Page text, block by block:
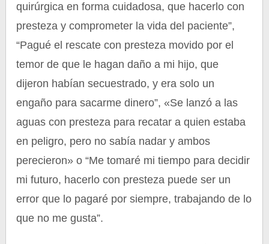
quirúrgica en forma cuidadosa, que hacerlo con
presteza y comprometer la vida del paciente”,
“Pagué el rescate con presteza movido por el
temor de que le hagan daño a mi hijo, que
dijeron habían secuestrado, y era solo un
engaño para sacarme dinero”, «Se lanzó a las
aguas con presteza para recatar a quien estaba
en peligro, pero no sabía nadar y ambos
perecieron» o “Me tomaré mi tiempo para decidir
mi futuro, hacerlo con presteza puede ser un
error que lo pagaré por siempre, trabajando de lo
que no me gusta”.